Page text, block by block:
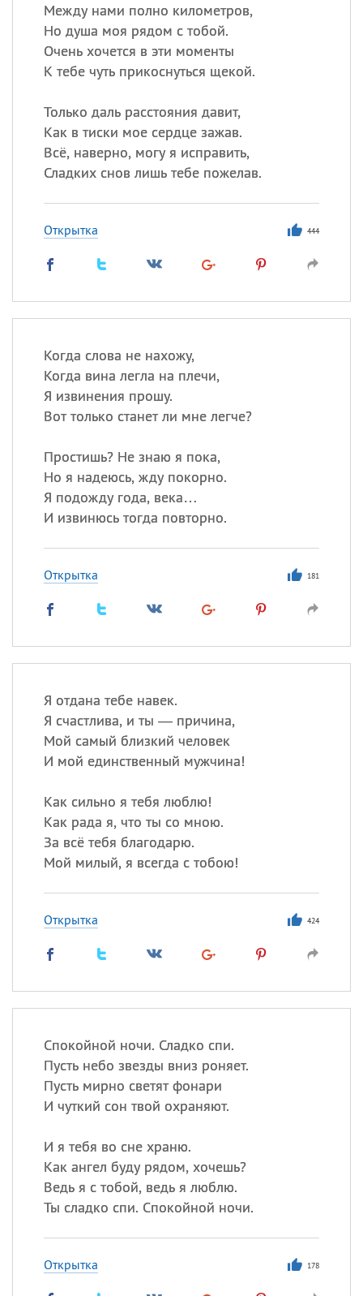
Между нами полно километров,
Но душа моя рядом с тобой.
Очень хочется в эти моменты
К тебе чуть прикоснуться щекой.
Только даль расстояния давит,
Как в тиски мое сердце зажав.
Всё, наверно, могу я исправить,
Сладких снов лишь тебе пожелав.
Открытка 444
Когда слова не нахожу,
Когда вина легла на плечи,
Я извинения прошу.
Вот только станет ли мне легче?
Простишь? Не знаю я пока,
Но я надеюсь, жду покорно.
Я подожду года, века…
И извинюсь тогда повторно.
Открытка 181
Я отдана тебе навек.
Я счастлива, и ты — причина,
Мой самый близкий человек
И мой единственный мужчина!
Как сильно я тебя люблю!
Как рада я, что ты со мною.
За всё тебя благодарю.
Мой милый, я всегда с тобою!
Открытка 424
Спокойной ночи. Сладко спи.
Пусть небо звезды вниз роняет.
Пусть мирно светят фонари
И чуткий сон твой охраняют.
И я тебя во сне храню.
Как ангел буду рядом, хочешь?
Ведь я с тобой, ведь я люблю.
Ты сладко спи. Спокойной ночи.
Открытка 178